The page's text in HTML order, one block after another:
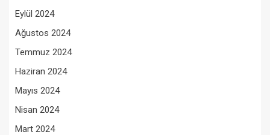
Eylül 2024
Ağustos 2024
Temmuz 2024
Haziran 2024
Mayıs 2024
Nisan 2024
Mart 2024